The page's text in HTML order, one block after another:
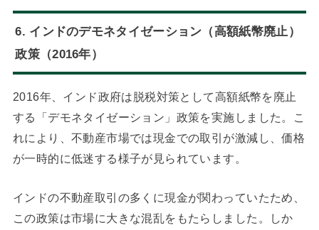
6. インドのデモネタイゼーション（高額紙幣廃止）
政策（2016年）
2016年、インド政府は脱税対策として高額紙幣を廃止
する「デモネタイゼーション」政策を実施しました。こ
れにより、不動産市場では現金での取引が激減し、価格
が一時的に低迷する様子が見られています。
インドの不動産取引の多くに現金が関わっていたため、
この政策は市場に大きな混乱をもたらしました。しか